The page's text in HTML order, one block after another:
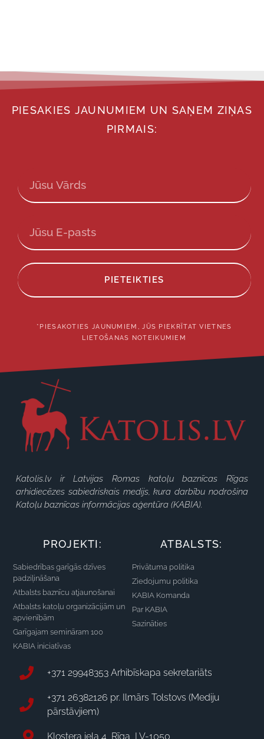
PIESAKIES JAUNUMIEM UN SAŅEM ZIŅAS
PIRMAIS:
PIETEIKTIES
*PIESAKOTIES JAUNUMIEM, JŪS PIEKRĪTAT VIETNES
LIETOŠANAS NOTEIKUMIEM
Katolis.lv ir Latvijas Romas katoļu baznīcas Rīgas
arhidiecēzes sabiedriskais medijs, kura darbību nodrošina
Katoļu baznīcas informācijas aģentūra (KABIA).
PROJEKTI:
Sabiedrības garīgās dzīves
padziļināšana
Atbalsts baznīcu atjaunošanai
Atbalsts katoļu organizācijām un
apvienībām
Garīgajam semināram 100
KABIA iniciatīvas
ATBALSTS:
Privātuma politika
Ziedojumu politika
KABIA Komanda
Par KABIA
Sazināties
+371 29948353 Arhibīskapa sekretariāts
+371 26382126 pr. Ilmārs Tolstovs (Mediju
pārstāvjiem)
Klostera iela 4, Rīga, LV-1050